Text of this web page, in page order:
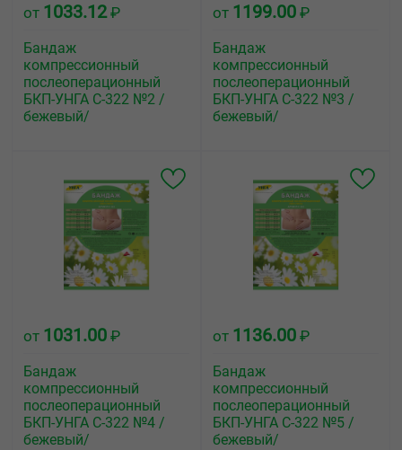
от 1033.12₽
Бандаж
компрессионный
послеоперационный
БКП-УНГА С-322 №2 /
бежевый/
от 1199.00 ₽
Бандаж
компрессионный
послеоперационный
БКП-УНГА С-322 №3 /
бежевый/
от 1031.00 ₽
Бандаж
компрессионный
послеоперационный
БКП-УНГА С-322 №4 /
бежевый/
от 1136.00 ₽
Бандаж
компрессионный
послеоперационный
БКП-УНГА С-322 №5 /
бежевый/